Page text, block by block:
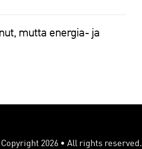
mutta energia- ja
2026 • All rights reserved.